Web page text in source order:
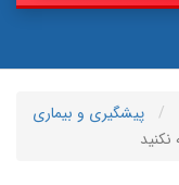
پیشگیری و بیماری